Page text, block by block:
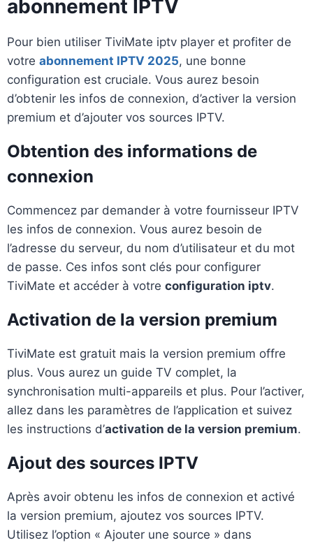
abonnement IPTV
Pour bien utiliser TiviMate iptv player et profiter de
votre abonnement IPTV 2025, une bonne
configuration est cruciale. Vous aurez besoin
d’obtenir les infos de connexion, d’activer la version
premium et d’ajouter vos sources IPTV.
Obtention des informations de
connexion
Commencez par demander à votre fournisseur IPTV
les infos de connexion. Vous aurez besoin de
l’adresse du serveur, du nom d’utilisateur et du mot
de passe. Ces infos sont clés pour configurer
TiviMate et accéder à votre configuration iptv.
Activation de la version premium
TiviMate est gratuit mais la version premium offre
plus. Vous aurez un guide TV complet, la
synchronisation multi-appareils et plus. Pour l’activer,
allez dans les paramètres de l’application et suivez
les instructions d’activation de la version premium.
Ajout des sources IPTV
Après avoir obtenu les infos de connexion et activé
la version premium, ajoutez vos sources IPTV.
Utilisez l’option « Ajouter une source » dans